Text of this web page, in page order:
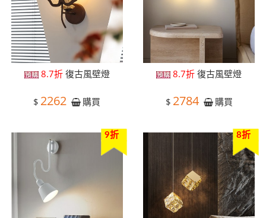
8.7折復古風壁燈
$ 2262 購買
8.7折 復古風壁燈
$ 2784 購買
9折 8折